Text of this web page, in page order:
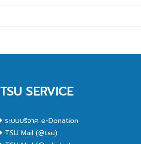
TSU SERVICE
ระบบบริจาค e-Donation
TSU Mail (@tsu)